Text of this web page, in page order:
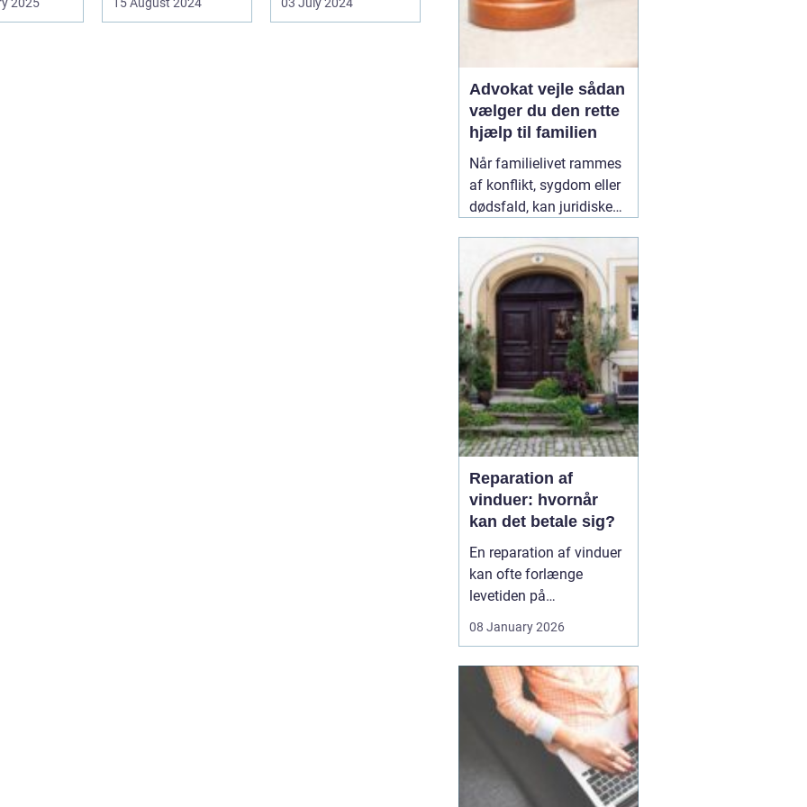
Frederiksberg, hv...
Advokat vejle sådan
vælger du den rette
hjælp til familien
Når familielivet rammes
af konflikt, sygdom eller
dødsfald, kan juridiske
sig store. Mange oplever,
at de både skal håndtere
følelser og praktiske
problemer på én gang.
Her kan en erfaren10
January 2026
Reparation af
vinduer: hvornår
kan det betale sig?
En reparation af vinduer
kan ofte forlænge
levetiden på
glas med mange år. For
valget mellem at
reparere eller udskifte
hele vinduet, og
beslutningen har både
08 January 2026